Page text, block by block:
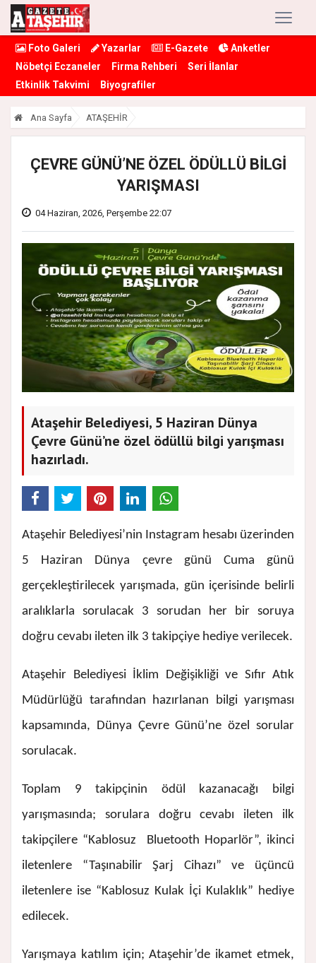
Foto Galeri Yazarlar E-Gazete
Anketler
Nöbetçi Eczaneler
Firma Rehberi
Seri İlanlar
Etkinlik Takvimi
Biyografiler
Ana Sayfa ATAŞEHİR
ÇEVRE GÜNÜ’NE ÖZEL ÖDÜLLÜ BİLGİ
YARIŞMASI
04 Haziran, 2026, Perşembe 22:07
Ataşehir Belediyesi, 5 Haziran Dünya
Çevre Günü’ne özel ödüllü bilgi yarışması
hazırladı.
Ataşehir Belediyesi’nin Instagram hesabı üzerinden
5 Haziran Dünya çevre günü Cuma günü
gerçekleştirilecek yarışmada, gün içerisinde belirli
aralıklarla sorulacak 3 sorudan her bir soruya
doğru cevabı ileten ilk 3 takipçiye hediye verilecek.
Ataşehir Belediyesi İklim Değişikliği ve Sıfır Atık
Müdürlüğü tarafından hazırlanan bilgi yarışması
kapsamında, Dünya Çevre Günü’ne özel sorular
sorulacak.
Toplam 9 takipçinin ödül kazanacağı bilgi
yarışmasında; sorulara doğru cevabı ileten ilk
takipçilere “Kablosuz Bluetooth Hoparlör”, ikinci
iletenlere “Taşınabilir Şarj Cihazı” ve üçüncü
iletenlere ise “Kablosuz Kulak İçi Kulaklık” hediye
edilecek.
Yarışmaya katılım için; Ataşehir’de ikamet etmek,